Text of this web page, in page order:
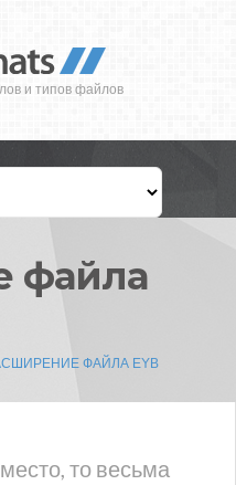
и типов файлов
файла
ФАЙЛА EYB
то весьма